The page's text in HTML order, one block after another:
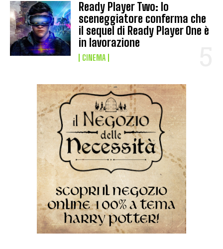
Ready Player Two: lo
sceneggiatore conferma che
il sequel di Ready Player One è
in lavorazione
CINEMA